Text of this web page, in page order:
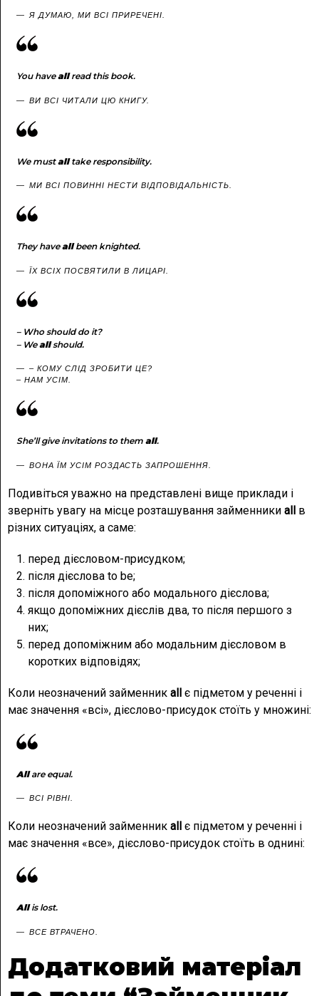
Я ДУМАЮ, МИ ВСІ ПРИРЕЧЕНІ.
You haveallread this book.
ВИ ВСІ ЧИТАЛИ ЦЮ КНИГУ.
We mustalltake responsibility.
МИ ВСІ ПОВИННІ НЕСТИ ВІДПОВІДАЛЬНІСТЬ.
They haveallbeen knighted.
ЇХ ВСІХ ПОСВЯТИЛИ В ЛИЦАРІ.
– Who should do it?
– Weallshould.
– КОМУ СЛІД ЗРОБИТИ ЦЕ?
– НАМ УСІМ.
She’ll give invitations to them all.
ВОНА ЇМ УСІМ РОЗДАСТЬ ЗАПРОШЕННЯ.
Подивіться уважно на представлені вище приклади і
зверніть увагу на місце розташування займенники all в
різних ситуаціях, а саме:
перед дієсловом-присудком;
після дієслова to be;
після допоміжного або модального дієслова;
якщо допоміжних дієслів два, то після першого з
них;
перед допоміжним або модальним дієсловом в
коротких відповідях;
Коли неозначений займенник all є підметом у реченні і
має значення «всі», дієслово-присудок стоїть у множині:
Allare equal.
ВСІ РІВНІ.
Коли неозначений займенник all
є підметом у реченні і
має значення «все», дієслово-присудок стоїть в однині:
Allis lost.
ВСЕ ВТРАЧЕНО.
Додатковий матеріал